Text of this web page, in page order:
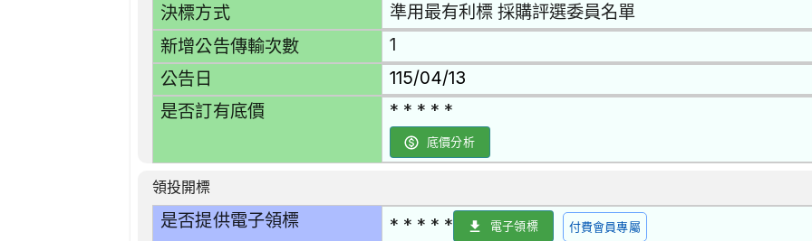
決標方式 準用最有利標 採購評選委員名單
新增公告傳輸次數 1
公告日 115/04/13
是否訂有底價 * * * * *
底價分析
領投開標
是否提供電子領標 * * * * * 電子領標 付費會員專屬